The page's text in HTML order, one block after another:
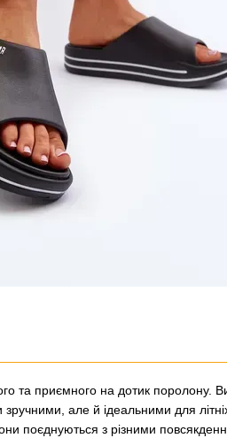
та приємного на дотик поролону.
зручними, але й ідеальними для
поєднуються з різними